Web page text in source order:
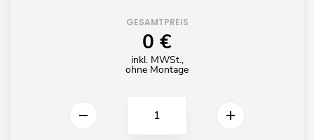
GESAMTPREIS
0 €
inkl. MWSt.,
ohne Montage